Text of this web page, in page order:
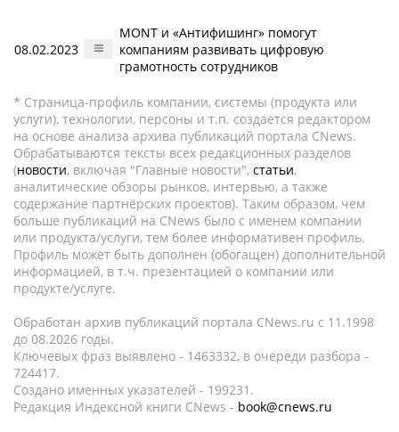
08.02.2023
MONT и «Антифишинг» помогут
компаниям развивать цифровую
грамотность сотрудников
* Страница-профиль компании, системы (продукта или
услуги), технологии, персоны и т.п. создается редактором
на основе анализа архива публикаций портала CNews.
Обрабатываются тексты всех редакционных разделов
(новости, включая "Главные новости", статьи,
аналитические обзоры рынков, интервью, а также
содержание партнёрских проектов). Таким образом, чем
больше публикаций на CNews было с именем компании
или продукта/услуги, тем более информативен профиль.
Профиль может быть дополнен (обогащен) дополнительной
информацией, в т.ч. презентацией о компании или
продукте/услуге.
Обработан архив публикаций портала CNews.ru c 11.1998
до 08.2026 годы.
Ключевых фраз выявлено - 1463332, в очереди разбора -
724417.
Создано именных указателей - 199231.
Редакция Индексной книги CNews - book@cnews.ru